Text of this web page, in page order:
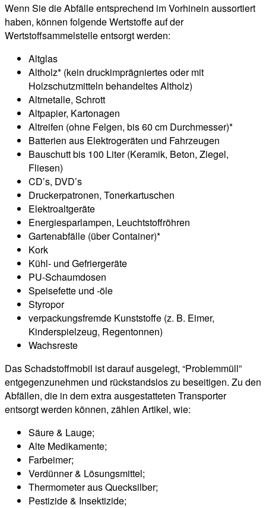
Wenn Sie die Abfälle entsprechend im Vorhinein aussortiert
haben, können folgende Wertstoffe auf der
Wertstoffsammelstelle entsorgt werden:
Altglas
Altholz* (kein druckimprägniertes oder mit
Holzschutzmitteln behandeltes Altholz)
Altmetalle, Schrott
Altpapier, Kartonagen
Altreifen (ohne Felgen, bis 60 cm Durchmesser)*
Batterien aus Elektrogeräten und Fahrzeugen
Bauschutt bis 100 Liter (Keramik, Beton, Ziegel,
Fliesen)
CD’s, DVD’s
Druckerpatronen, Tonerkartuschen
Elektroaltgeräte
Energiesparlampen, Leuchtstoffröhren
Gartenabfälle (über Container)*
Kork
Kühl- und Gefriergeräte
PU-Schaumdosen
Speisefette und -öle
Styropor
verpackungsfremde Kunststoffe (z. B. Eimer,
Kinderspielzeug, Regentonnen)
Wachsreste
Das Schadstoffmobil ist darauf ausgelegt, “Problemmüll”
entgegenzunehmen und rückstandslos zu beseitigen. Zu den
Abfällen, die in dem extra ausgestatteten Transporter
entsorgt werden können, zählen Artikel, wie:
Säure & Lauge;
Alte Medikamente;
Farbeimer;
Verdünner & Lösungsmittel;
Thermometer aus Quecksilber;
Pestizide & Insektizide;